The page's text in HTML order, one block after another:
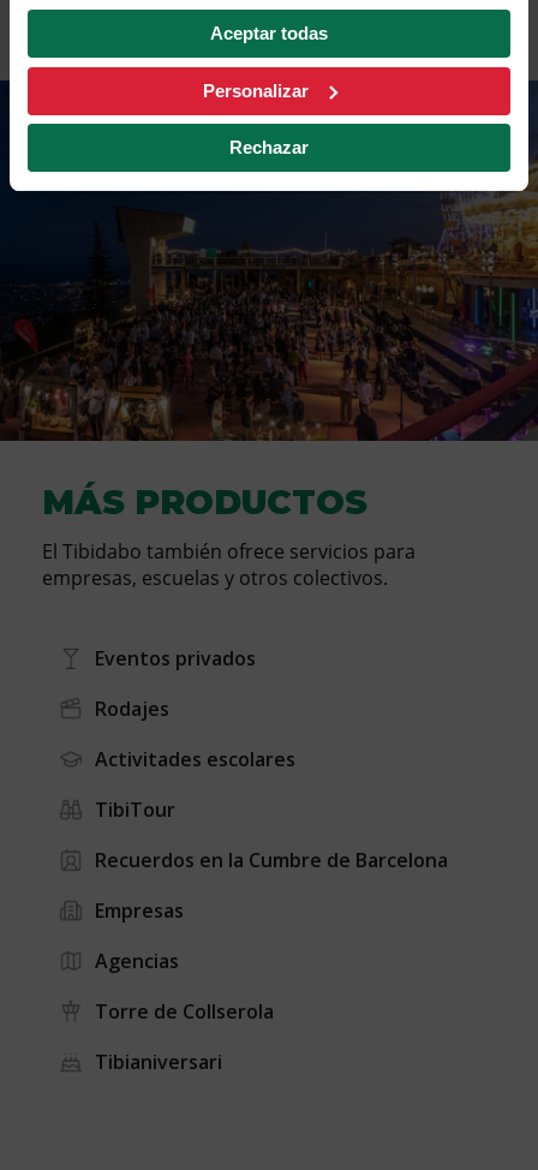
Aceptar todas
Personalizar
Rechazar
VER MÁS NOTICIAS
MÁS PRODUCTOS
El Tibidabo también ofrece servicios para
empresas, escuelas y otros colectivos.
Eventos privados
Rodajes
Activitades escolares
TibiTour
Recuerdos en la Cumbre de Barcelona
Empresas
Agencias
Torre de Collserola
Tibianiversari
¡HAZTE TIBICLUB Y
RECIBE REGALOS ÚNICOS!
Unirse con el código ESTIU26